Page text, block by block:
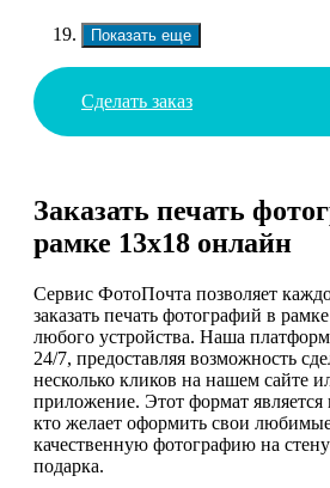
Показать еще
Сделать заказ
Заказать печать
рамке 13х18 онлайн
Сервис ФотоПочта позволяет
заказать печать фотографий в
любого устройства. Наша
24/7, предоставляя возможность
несколько кликов на нашем сайте
приложение. Этот формат является
кто желает оформить свои
качественную фотографию на
подарка.